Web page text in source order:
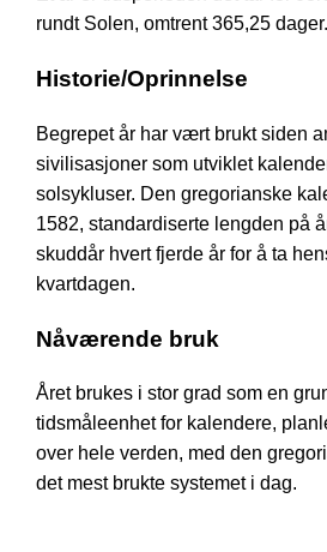
rundt Solen, omtrent 365,25 dager.
Historie/Oprinnelse
Begrepet år har vært brukt siden
sivilisasjoner som utviklet
solsykluser. Den gregorianske
1582, standardiserte lengden på
skuddår hvert fjerde år for å ta
kvartdagen.
Nåværende bruk
Året brukes i stor grad som en
tidsmåleenhet for kalendere,
over hele verden, med den
det mest brukte systemet i dag.